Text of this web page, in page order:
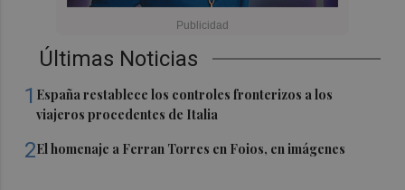
Últimas Noticias
1 España restablece los controles fronterizos a los
viajeros procedentes de Italia
2El homenaje a Ferran Torres en Foios, en imágenes